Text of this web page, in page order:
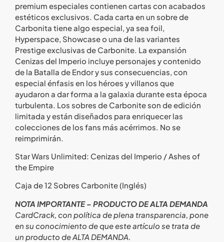
premium especiales contienen cartas con acabados
estéticos exclusivos. Cada carta en un sobre de
Carbonita tiene algo especial, ya sea foil,
Hyperspace, Showcase o una de las variantes
Prestige exclusivas de Carbonite. La expansión
Cenizas del Imperio incluye personajes y contenido
de la Batalla de Endor y sus consecuencias, con
especial énfasis en los héroes y villanos que
ayudaron a dar forma a la galaxia durante esta época
turbulenta. Los sobres de Carbonite son de edición
limitada y están diseñados para enriquecer las
colecciones de los fans más acérrimos. No se
reimprimirán.
Star Wars Unlimited: Cenizas del Imperio / Ashes of
the Empire
Caja de 12 Sobres Carbonite (Inglés)
NOTA IMPORTANTE – PRODUCTO DE ALTA DEMANDA
CardCrack, con política de plena transparencia, pone
en su conocimiento de que este artículo se trata de
un producto de ALTA DEMANDA.